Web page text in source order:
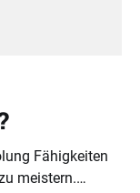
Fähigkeiten
meistern.